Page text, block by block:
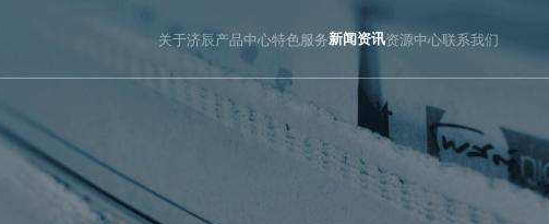
关于济辰产品中心特色服务新闻资讯资源中心联系我们